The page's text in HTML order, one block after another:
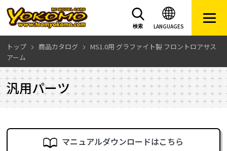
LANGUAGES
検索
トップ 商品カタログ
MS1.0用 グラファイト製 フロントロアサス
アーム
汎用パーツ
マニュアルダウンロードはこちら